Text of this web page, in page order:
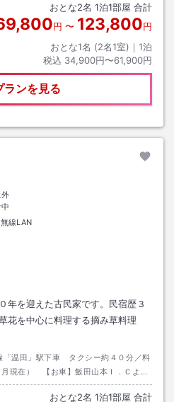
おとな2名 1泊1部屋 合計
円 〜 123,800円
おとな1名 (2名1室)｜ 1泊
税込 34,900円〜61,900円
ランを見る
無線LAN
年を迎えた古民家です。民宿歴３
花を中心に料理する摘み草料理
「温田」駅下車 タクシー約４０分／料
現在） 【お車】飯田山本Ｉ．Ｃより
おとな2名 1泊1部屋 合計